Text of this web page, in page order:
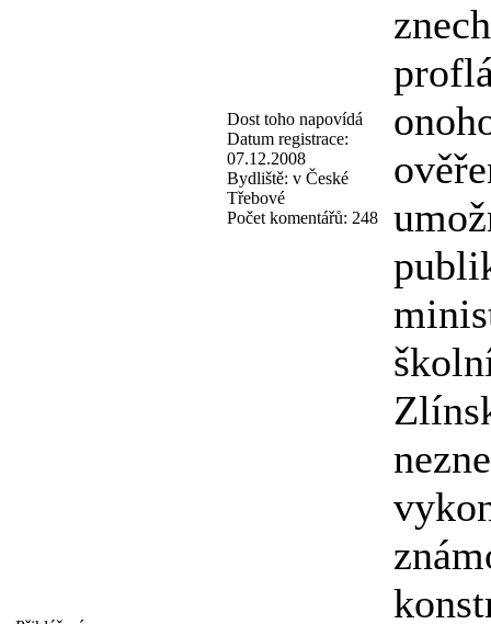
Dost toho napovídá
Datum registrace:
07.12.2008
Bydliště: v České
Třebové
Počet komentářů: 248